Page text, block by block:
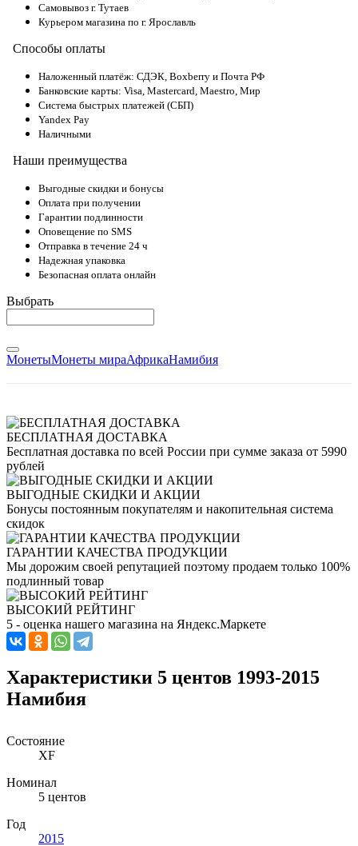
Самовывоз г. Тутаев
Курьером магазина по г. Ярославль
Способы оплаты
Наложенный платёж: СДЭК, Boxberry и Почта РФ
Банковские карты: Visa, Mastercard, Maestro, Мир
Система быстрых платежей (СБП)
Yandex Pay
Наличными
Наши преимущества
Выгодные скидки и бонусы
Оплата при получении
Гарантии подлинности
Оповещение по SMS
Отправка в течение 24 ч
Надежная упаковка
Безопасная оплата онлайн
Выбрать
МонетыМонеты мираАфрикаНамибия
БЕСПЛАТНАЯ ДОСТАВКА
Бесплатная доставка по всей России при сумме заказа от 5990
рублей
ВЫГОДНЫЕ СКИДКИ И АКЦИИ
Бонусы постоянным покупателям и накопительная система
скидок
ГАРАНТИИ КАЧЕСТВА ПРОДУКЦИИ
Мы дорожим своей репутацией поэтому продаем только 100%
подлинный товар
ВЫСОКИЙ РЕЙТИНГ
5 - оценка нашего магазина на Яндекс.Маркете
Характеристики 5 центов 1993-2015
Намибия
Состояние
XF
Номинал
5 центов
Год
2015